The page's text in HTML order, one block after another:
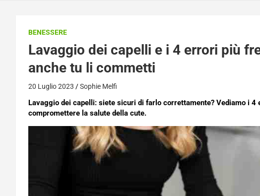
BENESSERE
Lavaggio dei capelli e i 4 errori più
anche tu li commetti
20 Luglio 2023 Sophie Melfi
Lavaggio dei capelli: siete sicuri di farlo correttamente? Vediamo i 4
compromettere la salute della cute.